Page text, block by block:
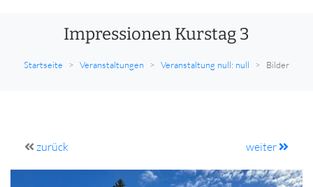
Impressionen Kurstag 3
Startseite Veranstaltungen Veranstaltung null: null Bilder
zurück weiter